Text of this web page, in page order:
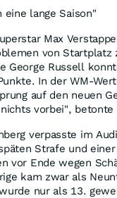
eine lange Saison"
Max
von Startplatz
George Russell
In der WM-
auf den neuen
vorbei",
verpasste im
Strafe und
vor Ende wegen
kam zwar als
nur als 13.